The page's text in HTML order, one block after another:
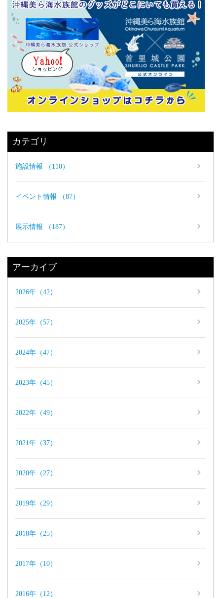
カテゴリ
施設情報 （110）
イベント情報 （87）
展示情報 （187）
アーカイブ
2026年（42）
2025年（57）
2024年（47）
2023年（45）
2022年（49）
2021年（37）
2020年（27）
2019年（29）
2018年（25）
2017年（10）
2016年（12）